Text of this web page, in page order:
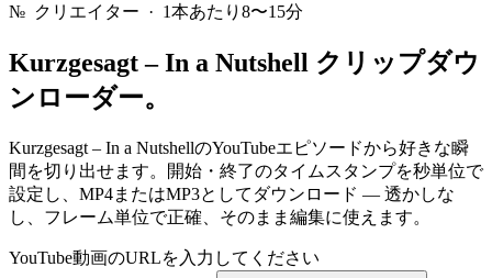
№ クリエイター · 1本あたり8〜15分
Kurzgesagt – In a Nutshell クリップダウ
ンローダー。
Kurzgesagt – In a NutshellのYouTubeエピソードから好きな瞬
間を切り出せます。開始・終了のタイムスタンプを秒単位で
設定し、MP4またはMP3としてダウンロード — 透かしな
し、フレーム単位で正確、そのまま編集に使えます。
YouTube動画のURLを入力してください